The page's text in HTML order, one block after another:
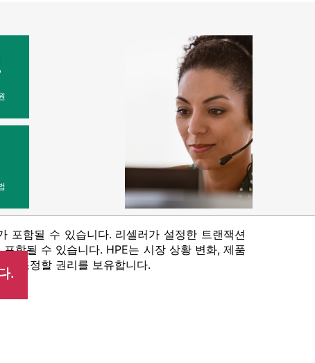
포함될 수 있습니다. 리셀러가 설정한 트랜잭션
함될 수 있습니다. HPE는 시장 상황 변화, 제품
조정할 권리를 보유합니다.
.